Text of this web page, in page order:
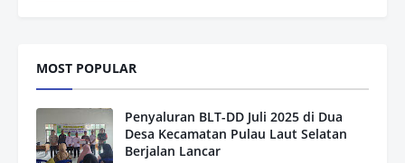
MOST POPULAR
Penyaluran BLT-DD Juli 2025 di Dua
Desa Kecamatan Pulau Laut Selatan
Berjalan Lancar